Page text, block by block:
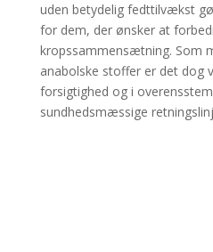
uden betydelig fedttilvækst
for dem, der ønsker at
kropssammensætning. Som
anabolske stoffer er det dog
forsigtighed og i
sundhedsmæssige